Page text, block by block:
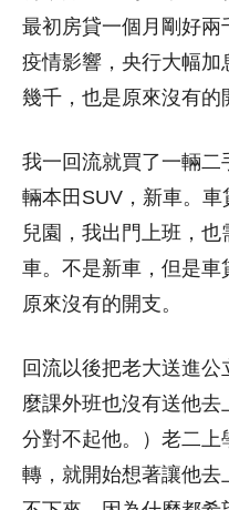
最初房貸一個月剛好兩
疫情影響，央行大幅
幾千，也是原來沒有的
我一回流就買了一輛
輛本田SUV，新車。
兒園，我出門上班，
車。不是新車，但是
原來沒有的開支。
回流以後把老大送進
麼課外班也沒有送他
分對不起他。）老二
轉，就開始想著讓他